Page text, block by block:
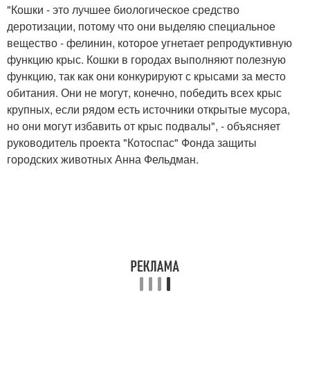
"Кошки - это лучшее биологическое средство
деротизации, потому что они выделяю специальное
вещество - фелинин, которое угнетает репродуктивную
функцию крыс. Кошки в городах выполняют полезную
функцию, так как они конкурируют с крысами за место
обитания. Они не могут, конечно, победить всех крыс
крупных, если рядом есть источники открытые мусора,
но они могут избавить от крыс подвалы", - объясняет
руководитель проекта "Котоспас" Фонда защиты
городских животных Анна Фельдман.